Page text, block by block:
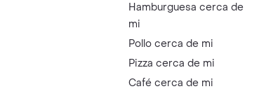
Hamburguesa cerca de
mi
Pollo cerca de mi
Pizza cerca de mi
Café cerca de mi